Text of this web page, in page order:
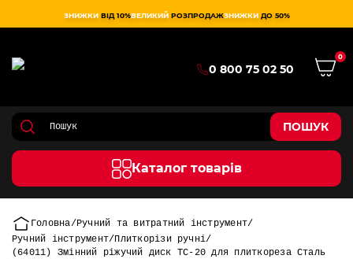
ЗНИЖКИ ВІД 10%ВЕЛИКИЙ РОЗПРОДАЖЗНИЖКИ ДО 50%
0 800 75 02 50
0
ПОШУК
Каталог товарів
Головна Ручний та витратний інструмент
Ручний інструмент Плиткорізи ручні
(64011) Змінний ріжучий диск ТС-20 для плиткореза Сталь